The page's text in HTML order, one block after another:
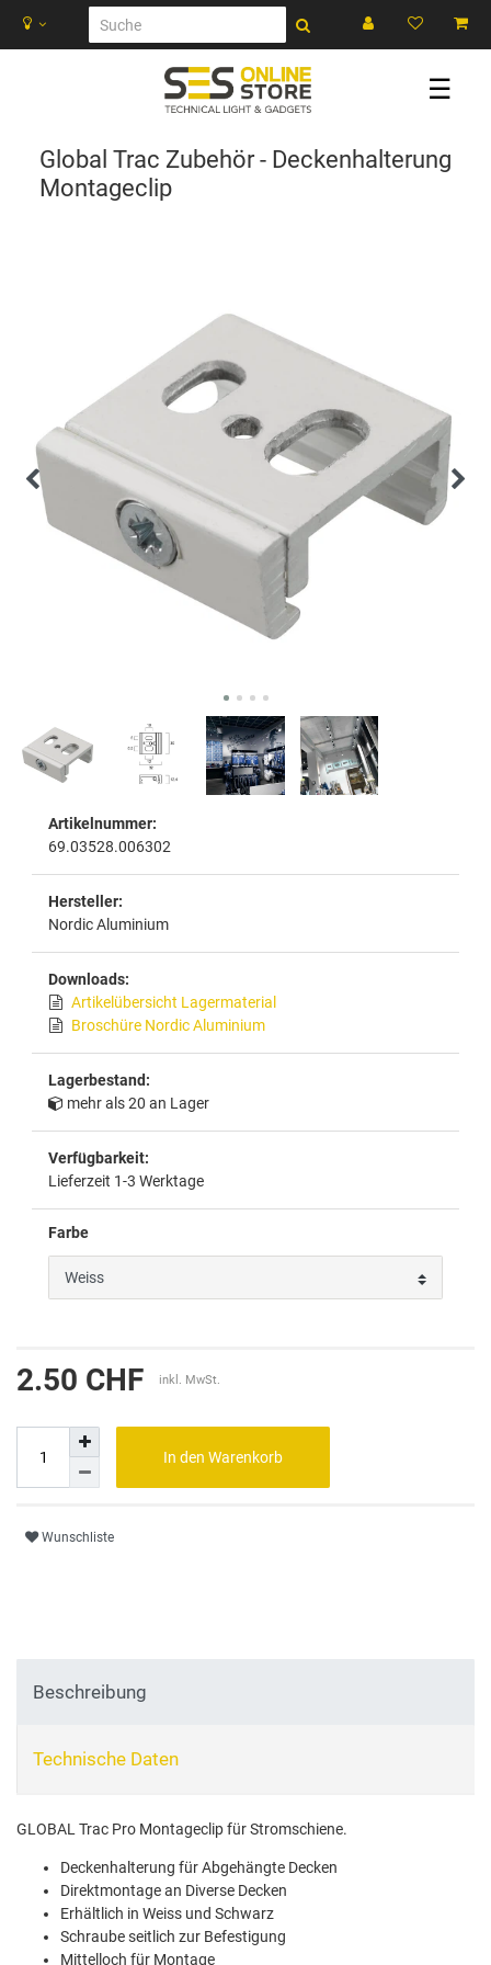
☰
Global Trac Zubehör - Deckenhalterung
Montageclip
Artikelnummer:
69.03528.006302
Hersteller:
Nordic Aluminium
Downloads:
Artikelübersicht Lagermaterial
Broschüre Nordic Aluminium
Lagerbestand:
mehr als 20 an Lager
Verfügbarkeit:
Lieferzeit 1-3 Werktage
Farbe
2.50 CHF inkl. MwSt.
In den Warenkorb
Wunschliste
Beschreibung
Technische Daten
GLOBAL Trac Pro Montageclip für Stromschiene.
Deckenhalterung für Abgehängte Decken
Direktmontage an Diverse Decken
Erhältlich in Weiss und Schwarz
Schraube seitlich zur Befestigung
Mittelloch für Montage